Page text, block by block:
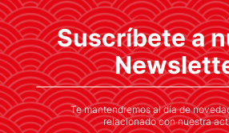
El galardón, uno de los
reconocimientos culturales,
en 2024 por su labor de
cultura japonesa
Suscríbete a
Te mantendremos al día de
relacionado con nuestra